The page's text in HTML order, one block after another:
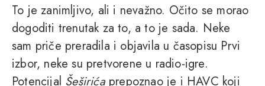
To je zanimljivo, ali i nevažno. Očito se morao
dogoditi trenutak za to, a to je sada. Neke
sam priče preradila i objavila u časopisu Prvi
izbor, neke su pretvorene u radio-igre.
Potencijal Šeširićaprepoznao je i HAVC koji